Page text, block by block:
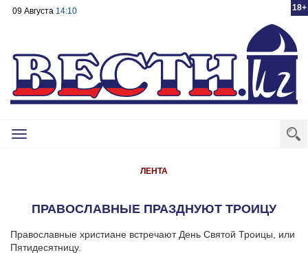
18+
09 Августа 14:10
Toggle
ЛЕНТА
ПРАВОСЛАВНЫЕ ПРАЗДНУЮТ ТРОИЦУ
Православные христиане встречают День Святой Троицы, или
Пятидесятницу.